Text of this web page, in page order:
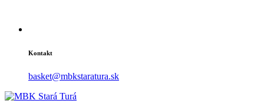
Kontakt
basket@mbkstaratura.sk